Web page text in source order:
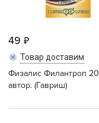
49
Товар доставим
Физалис Филантроп
автор. (Гавриш)